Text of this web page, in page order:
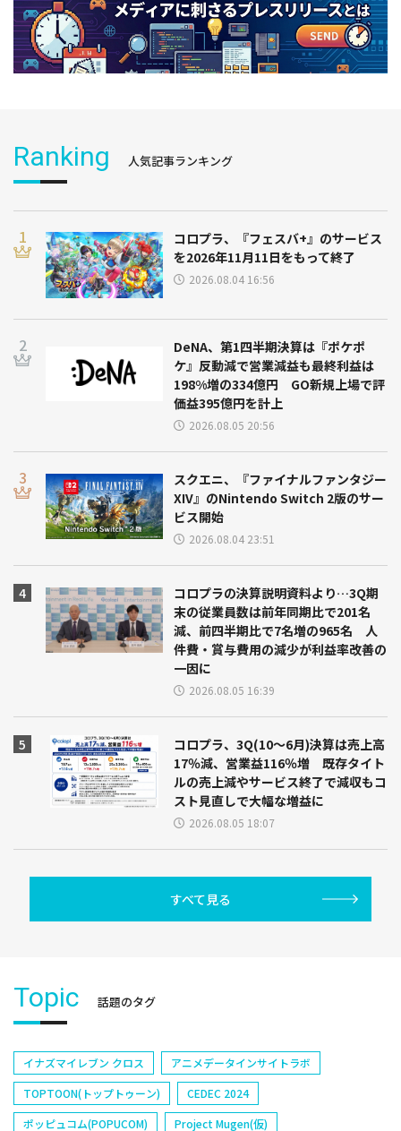
Ranking 人気記事ランキング
コロプラ、『フェスバ+』のサービス
を2026年11月11日をもって終了
2026.08.04 16:56
DeNA、第1四半期決算は『ポケポ
ケ』反動減で営業減益も最終利益は
198%増の334億円 GO新規上場で評
価益395億円を計上
2026.08.05 20:56
スクエニ、『ファイナルファンタジー
XIV』のNintendo Switch 2版のサー
ビス開始
2026.08.04 23:51
コロプラの決算説明資料より…3Q期
末の従業員数は前年同期比で201名
減、前四半期比で7名増の965名 人
件費・賞与費用の減少が利益率改善の
一因に
2026.08.05 16:39
コロプラ、3Q(10～6月)決算は売上高
17％減、営業益116％増 既存タイト
ルの売上減やサービス終了で減収もコ
スト見直しで大幅な増益に
2026.08.05 18:07
すべて見る
Topic 話題のタグ
イナズマイレブン クロス
アニメデータインサイトラボ
TOPTOON(トップトゥーン)
CEDEC 2024
ポッピュコム(POPUCOM)
Project Mugen(仮)